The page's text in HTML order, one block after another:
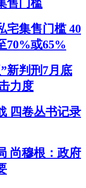
售门槛
宅集售门槛 40
70%或65%
新判刑7月底
力度
四卷丛书记录
尚穆根：政府